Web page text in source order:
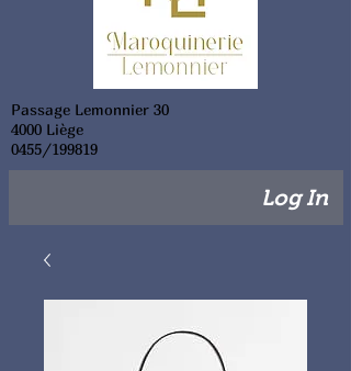
Passage Lemonnier 30
4000 Liège
0455/199819
Log In